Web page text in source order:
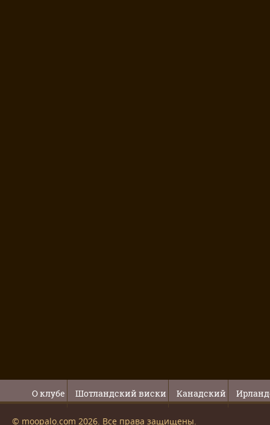
О клубе Шотландский виски Канадский
© moopalo.com 2026. Все права защищены.